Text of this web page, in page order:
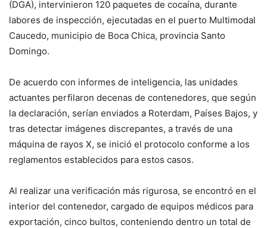
(DGA), intervinieron 120 paquetes de cocaína, durante
labores de inspección, ejecutadas en el puerto Multimodal
Caucedo, municipio de Boca Chica, provincia Santo
Domingo.
De acuerdo con informes de inteligencia, las unidades
actuantes perfilaron decenas de contenedores, que según
la declaración, serían enviados a Roterdam, Países Bajos, y
tras detectar imágenes discrepantes, a través de una
máquina de rayos X, se inició el protocolo conforme a los
reglamentos establecidos para estos casos.
Al realizar una verificación más rigurosa, se encontró en el
interior del contenedor, cargado de equipos médicos para
exportación, cinco bultos, conteniendo dentro un total de